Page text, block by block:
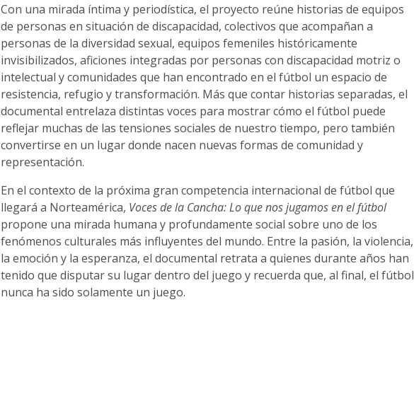
Con una mirada íntima y periodística, el proyecto reúne historias de equipos
de personas en situación de discapacidad, colectivos que acompañan a
personas de la diversidad sexual, equipos femeniles históricamente
invisibilizados, aficiones integradas por personas con discapacidad motriz o
intelectual y comunidades que han encontrado en el fútbol un espacio de
resistencia, refugio y transformación. Más que contar historias separadas, el
documental entrelaza distintas voces para mostrar cómo el fútbol puede
reflejar muchas de las tensiones sociales de nuestro tiempo, pero también
convertirse en un lugar donde nacen nuevas formas de comunidad y
representación.
En el contexto de la próxima gran competencia internacional de fútbol que
llegará a Norteamérica, Voces de la Cancha: Lo que nos jugamos en el fútbol
propone una mirada humana y profundamente social sobre uno de los
fenómenos culturales más influyentes del mundo. Entre la pasión, la violencia,
la emoción y la esperanza, el documental retrata a quienes durante años han
tenido que disputar su lugar dentro del juego y recuerda que, al final, el fútbol
nunca ha sido solamente un juego.